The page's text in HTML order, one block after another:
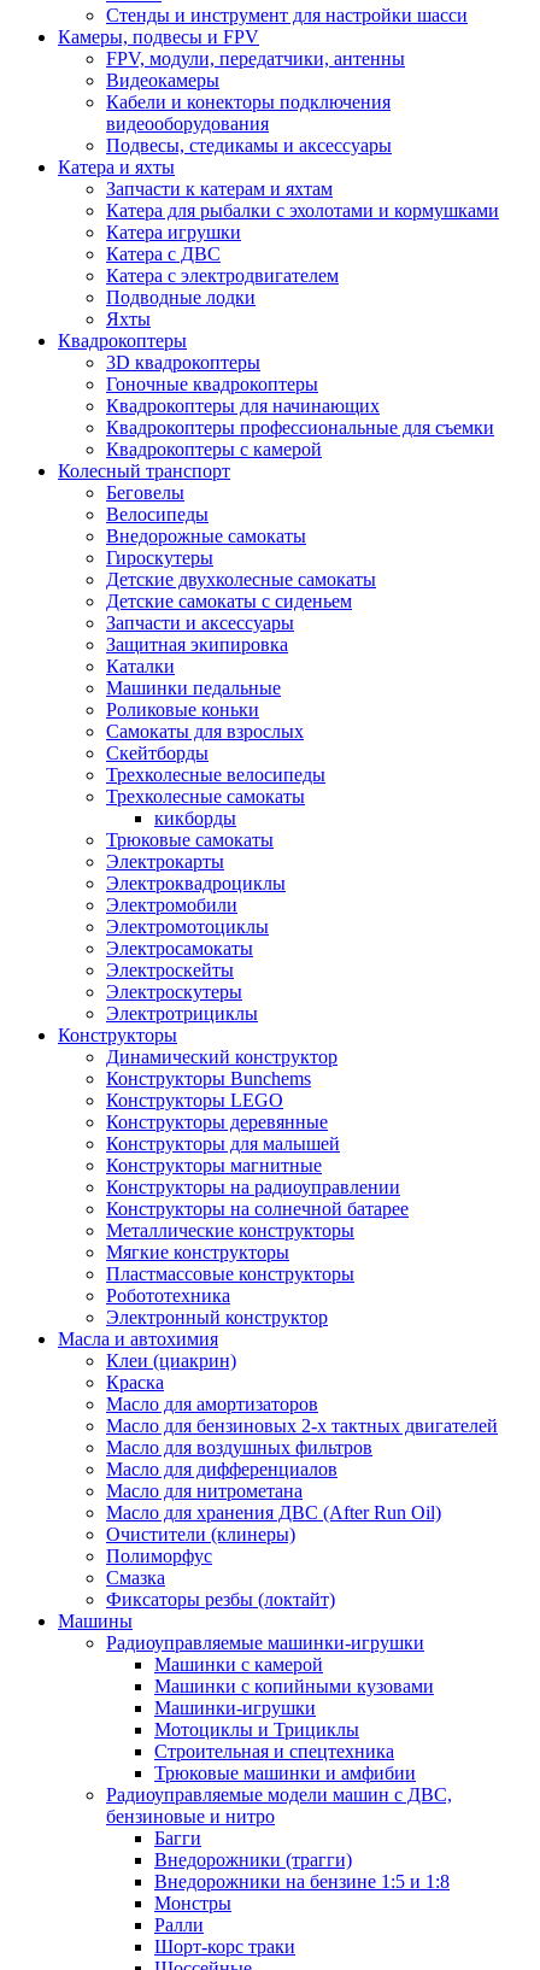
Стенды и инструмент для настройки шасси
Камеры, подвесы и FPV
FPV, модули, передатчики, антенны
Видеокамеры
Кабели и конекторы подключения
видеооборудования
Подвесы, стедикамы и аксессуары
Катера и яхты
Запчасти к катерам и яхтам
Катера для рыбалки с эхолотами и кормушками
Катера игрушки
Катера с ДВС
Катера с электродвигателем
Подводные лодки
Яхты
Квадрокоптеры
3D квадрокоптеры
Гоночные квадрокоптеры
Квадрокоптеры для начинающих
Квадрокоптеры профессиональные для съемки
Квадрокоптеры с камерой
Колесный транспорт
Беговелы
Велосипеды
Внедорожные самокаты
Гироскутеры
Детские двухколесные самокаты
Детские самокаты с сиденьем
Запчасти и аксессуары
Защитная экипировка
Каталки
Машинки педальные
Роликовые коньки
Самокаты для взрослых
Скейтборды
Трехколесные велосипеды
Трехколесные самокаты
кикборды
Трюковые самокаты
Электрокарты
Электроквадроциклы
Электромобили
Электромотоциклы
Электросамокаты
Электроскейты
Электроскутеры
Электротрициклы
Конструкторы
Динамический конструктор
Конструкторы Bunchems
Конструкторы LEGO
Конструкторы деревянные
Конструкторы для малышей
Конструкторы магнитные
Конструкторы на радиоуправлении
Конструкторы на солнечной батарее
Металлические конструкторы
Мягкие конструкторы
Пластмассовые конструкторы
Робототехника
Электронный конструктор
Масла и автохимия
Клеи (циакрин)
Краска
Масло для амортизаторов
Масло для бензиновых 2-х тактных двигателей
Масло для воздушных фильтров
Масло для дифференциалов
Масло для нитрометана
Масло для хранения ДВС (After Run Oil)
Очистители (клинеры)
Полиморфус
Смазка
Фиксаторы резбы (локтайт)
Машины
Радиоуправляемые машинки-игрушки
Машинки с камерой
Машинки с копийными кузовами
Машинки-игрушки
Мотоциклы и Трициклы
Строительная и спецтехника
Трюковые машинки и амфибии
Радиоуправляемые модели машин с ДВС,
бензиновые и нитро
Багги
Внедорожники (трагги)
Внедорожники на бензине 1:5 и 1:8
Монстры
Ралли
Шорт-корс траки